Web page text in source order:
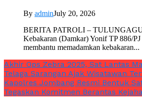
By adminJuly 20, 2026
BERITA PATROLI –
Kebakaran (Damkar) Yonif TP 886/PJ
membantu memadamkan kebakaran...
Akhir Ops Zebra 2025, Sat Lantas
Telaga Sarangan Ajak Wisatawan
Kapolres Jombang Resmi Bentuk
Tegaskan Komitmen Berantas